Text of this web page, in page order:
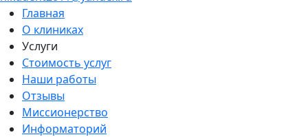
Главная
О клиниках
Услуги
Стоимость услуг
Наши работы
Отзывы
Миссионерство
Информаторий